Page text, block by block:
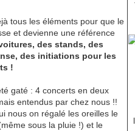
tous les éléments pour que le
et devienne une référence
des stands, des
des initiations pour les
!
gaté : 4 concerts en deux
entendus par chez nous !!
nous on régalé les oreilles le
sous la pluie !) et le